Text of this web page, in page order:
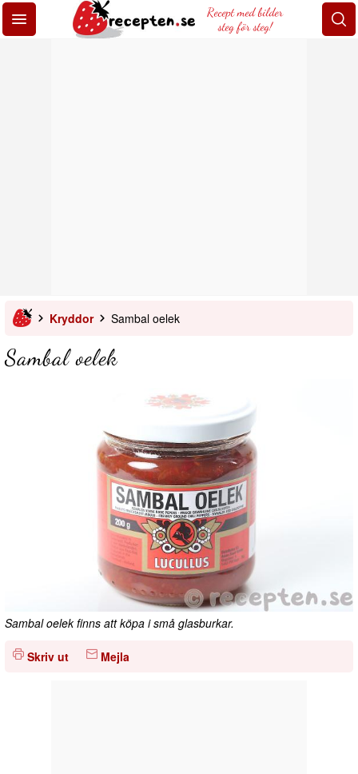
Recept med bilder
steg för steg!
Kryddor Sambal oelek
Sambal oelek
Sambal oelek finns att köpa i små glasburkar.
Skriv ut Mejla